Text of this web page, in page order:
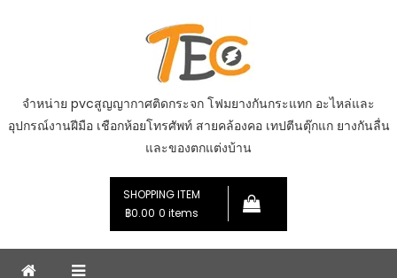
จำหน่าย pvcสูญญากาศติดกระจก โฟมยางกันกระแทก อะไหล่และ
อุปกรณ์งานฝีมือ เชือกห้อยโทรศัพท์ สายคล้องคอ เทปตีนตุ๊กแก ยางกันลื่น
และของตกแต่งบ้าน
SHOPPING ITEM
฿0.00 0 items